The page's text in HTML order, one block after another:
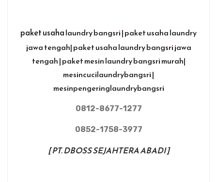
paket usahalaundry bangsri | paket usaha laundry
jawa tengah| paket usaha laundry bangsri jawa
tengah | paket mesin laundry bangsri murah|
mesincucilaundrybangsri |
mesinpengeringlaundrybangsri
0812-8677-1277
0852-1758-3977
[ PT. DBOSS SEJAHTERA ABADI ]